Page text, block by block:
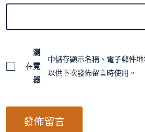
在
瀏
覽
器
中儲存顯示名稱、電子郵件
以供下次發佈留言時使用。